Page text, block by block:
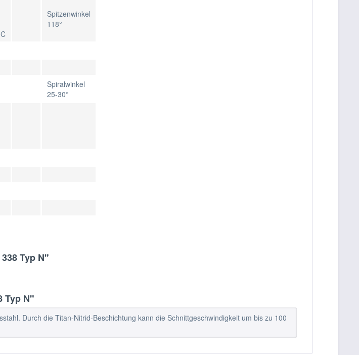
Spitzenwinkel
118°
Spiralwinkel
25-30°
Typ N"
Typ N"
Durch die Titan-Nitrid-Beschichtung kann die Schnittgeschwindigkeit um bis zu 100